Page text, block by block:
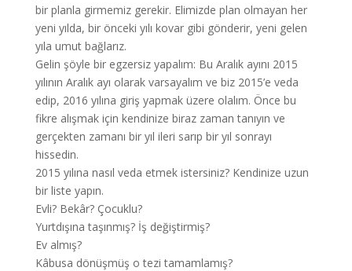
bir planla girmemiz gerekir. Elimizde plan olmayan her
yeni yılda, bir önceki yılı kovar gibi gönderir, yeni gelen
yıla umut bağlarız.
Gelin şöyle bir egzersiz yapalım: Bu Aralık ayını 2015
yılının Aralık ayı olarak varsayalım ve biz 2015’e veda
edip, 2016 yılına giriş yapmak üzere olalım. Önce bu
fikre alışmak için kendinize biraz zaman tanıyın ve
gerçekten zamanı bir yıl ileri sarıp bir yıl sonrayı
hissedin.
2015 yılına nasıl veda etmek istersiniz? Kendinize uzun
bir liste yapın.
Evli? Bekâr? Çocuklu?
Yurtdışına taşınmış? İş değiştirmiş?
Ev almış?
Kâbusa dönüşmüş o tezi tamamlamış?